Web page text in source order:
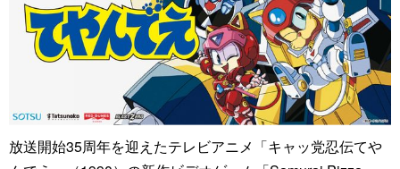
放送開始35周年を迎えたテレビアニメ「キャッ党忍伝てや